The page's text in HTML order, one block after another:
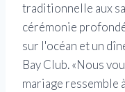
traditionnelle aux
cérémonie
sur l'océan et un
Bay Club. «Nous
mariage ressemble